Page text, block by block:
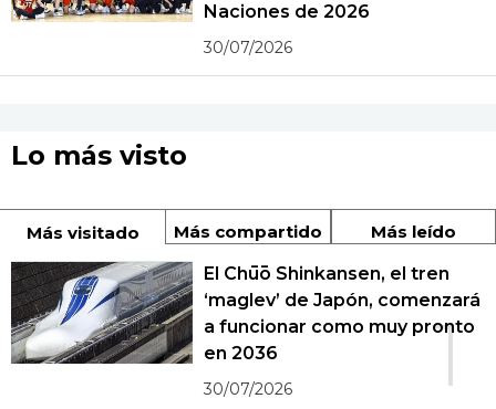
Naciones de 2026
30/07/2026
Lo más visto
Más visitado Más compartido Más leído
1
El Chūō Shinkansen, el tren
‘maglev’ de Japón, comenzará
a funcionar como muy pronto
en 2036
30/07/2026